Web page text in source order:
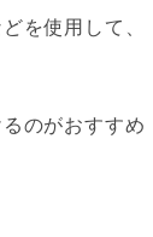
を使用して、
のがおすすめ